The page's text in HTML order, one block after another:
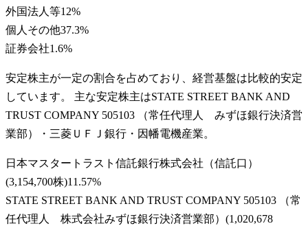
外国法人等12%
個人その他37.3%
証券会社1.6%
安定株主が一定の割合を占めており、経営基盤は比較的安定
しています。 主な安定株主はSTATE STREET BANK AND
TRUST COMPANY 505103 （常任代理人 みずほ銀行決済営
業部）・三菱ＵＦＪ銀行・因幡電機産業。
日本マスタートラスト信託銀行株式会社（信託口）
(3,154,700株)11.57%
STATE STREET BANK AND TRUST COMPANY 505103 （常
任代理人 株式会社みずほ銀行決済営業部） (1,020,678